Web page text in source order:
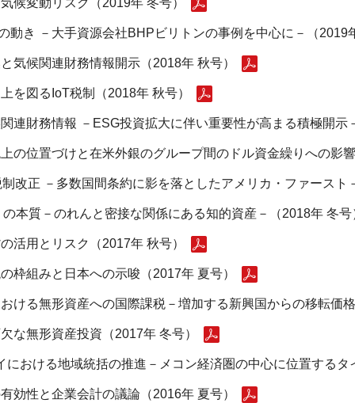
動き －大手資源会社BHPビリトンの事例を中心に－（2019
気候関連財務情報開示（2018年 秋号）
を図るIoT税制（2018年 秋号）
連財務情報 －ESG投資拡大に伴い重要性が高まる積極開示
の位置づけと在米外銀のグループ間のドル資金繰りへの影
改正 －多数国間条約に影を落としたアメリカ・ファースト
本質－のれんと密接な関係にある知的資産－（2018年 冬号
活用とリスク（2017年 秋号）
枠組みと日本への示唆（2017年 夏号）
ける無形資産への国際課税－増加する新興国からの移転価
な無形資産投資（2017年 冬号）
おける地域統括の推進－メコン経済圏の中心に位置する
効性と企業会計の議論（2016年 夏号）